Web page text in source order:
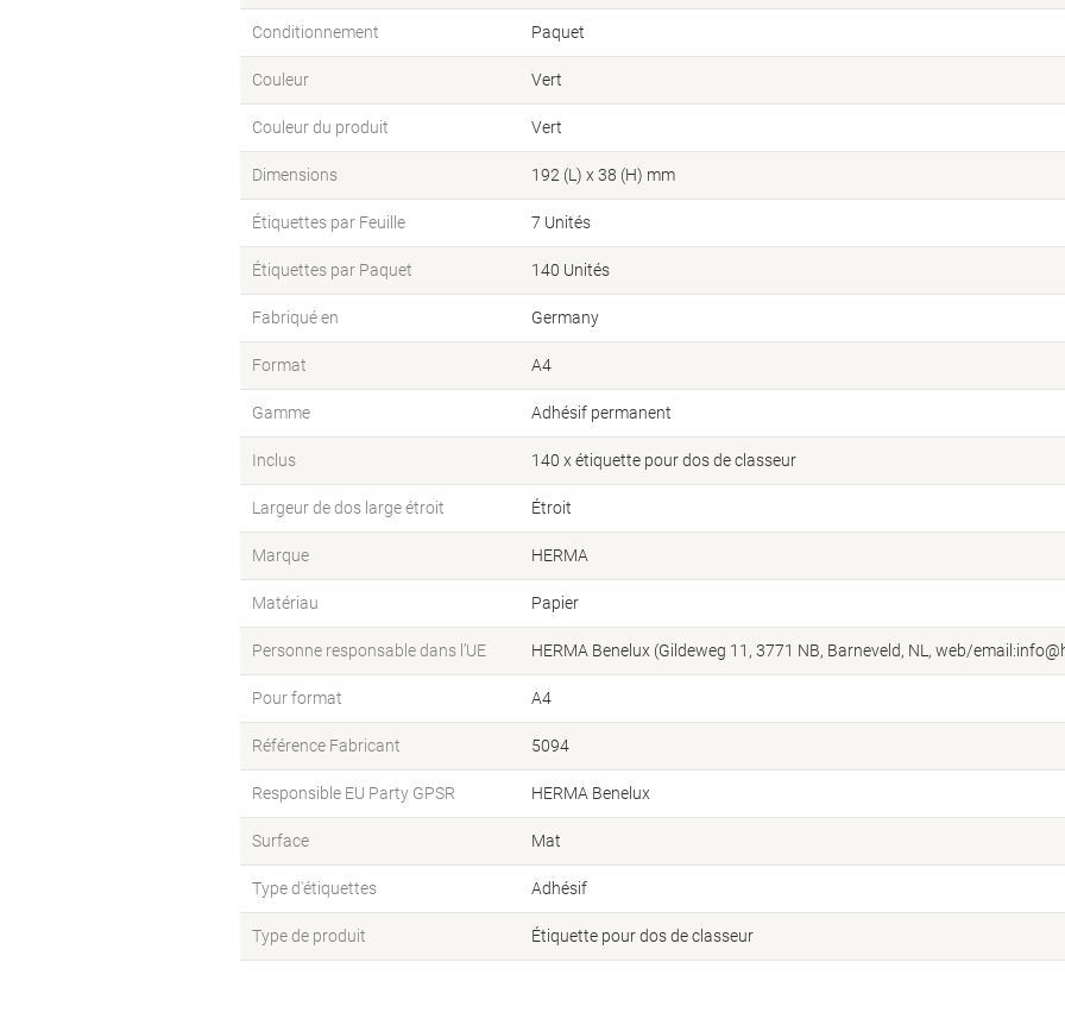
Conditionnement Paquet
Couleur Vert
Couleur du produit Vert
Dimensions 192 (L) x 38 (H) mm
Étiquettes par Feuille 7 Unités
Étiquettes par Paquet 140 Unités
Fabriqué en Germany
Format A4
Gamme Adhésif permanent
Inclus 140 x étiquette pour dos de classeur
Largeur de dos large étroit Étroit
Marque HERMA
Matériau Papier
Personne responsable dans l’UE HERMA Benelux (Gildeweg 11, 3771 NB, Barneveld, NL, web/
Pour format A4
Référence Fabricant 5094
Responsible EU Party GPSR HERMA Benelux
Surface Mat
Type d'étiquettes Adhésif
Type de produit Étiquette pour dos de classeur